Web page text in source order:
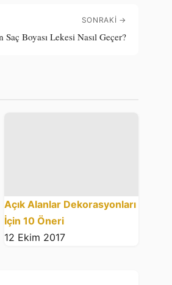
SONRAKI →
Saç Boyası Lekesi Nasıl Geçer?
Açık Alanlar Dekorasyonları
İçin 10 Öneri
12 Ekim 2017